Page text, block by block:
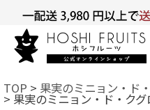
TOP 果実のミニョン・ド
果実のミニョン・ド・ク